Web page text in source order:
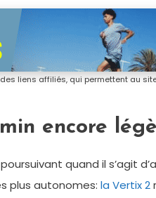
liens affiliés, qui permettent au
encore
quand il s’agit
plus autonomes: la Vertix 2